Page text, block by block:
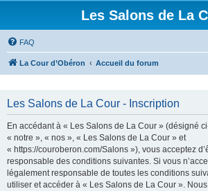
Les Salons de La
FAQ
La Cour d’Obéron Accueil du forum
Les Salons de La Cour - Inscription
En accédant à « Les Salons de La Cour » (désigné
« notre », « nos », « Les Salons de La Cour » et
« https://couroberon.com/Salons »), vous acceptez
responsable des conditions suivantes. Si vous
légalement responsable de toutes les conditions
utiliser et accéder à « Les Salons de La Cour ».